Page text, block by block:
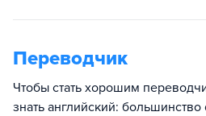
Переводчик
Чтобы стать хорошим
знать английский: